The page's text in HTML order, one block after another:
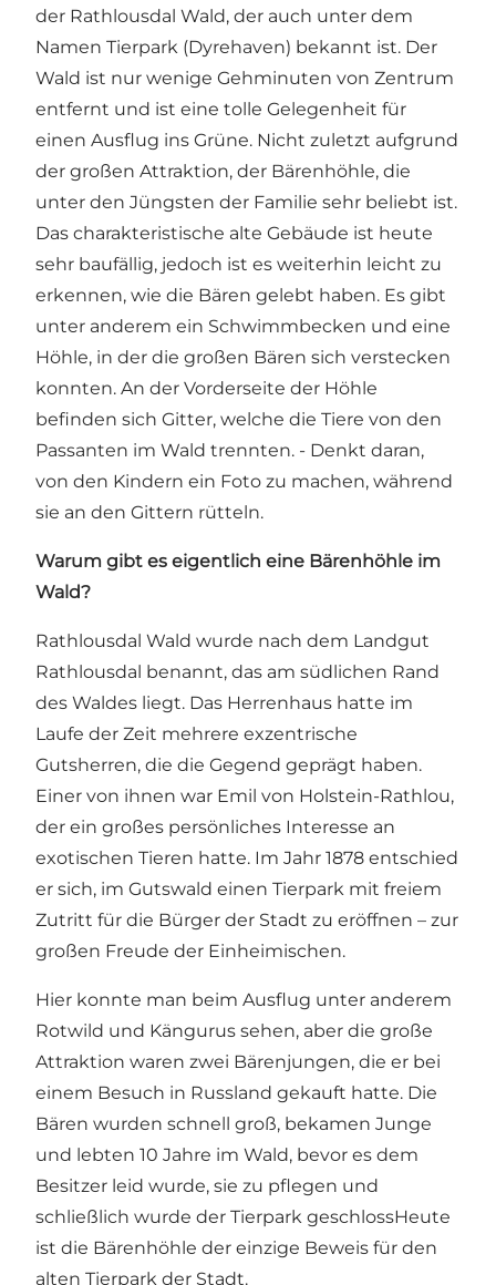
der Rathlousdal Wald, der auch unter dem
Namen Tierpark (Dyrehaven) bekannt ist. Der
Wald ist nur wenige Gehminuten von Zentrum
entfernt und ist eine tolle Gelegenheit für
einen Ausflug ins Grüne. Nicht zuletzt aufgrund
der großen Attraktion, der Bärenhöhle, die
unter den Jüngsten der Familie sehr beliebt ist.
Das charakteristische alte Gebäude ist heute
sehr baufällig, jedoch ist es weiterhin leicht zu
erkennen, wie die Bären gelebt haben. Es gibt
unter anderem ein Schwimmbecken und eine
Höhle, in der die großen Bären sich verstecken
konnten. An der Vorderseite der Höhle
befinden sich Gitter, welche die Tiere von den
Passanten im Wald trennten. - Denkt daran,
von den Kindern ein Foto zu machen, während
sie an den Gittern rütteln.
Warum gibt es eigentlich eine Bärenhöhle im
Wald?
Rathlousdal Wald wurde nach dem Landgut
Rathlousdal benannt, das am südlichen Rand
des Waldes liegt. Das Herrenhaus hatte im
Laufe der Zeit mehrere exzentrische
Gutsherren, die die Gegend geprägt haben.
Einer von ihnen war Emil von Holstein-Rathlou,
der ein großes persönliches Interesse an
exotischen Tieren hatte. Im Jahr 1878 entschied
er sich, im Gutswald einen Tierpark mit freiem
Zutritt für die Bürger der Stadt zu eröffnen – zur
großen Freude der Einheimischen.
Hier konnte man beim Ausflug unter anderem
Rotwild und Kängurus sehen, aber die große
Attraktion waren zwei Bärenjungen, die er bei
einem Besuch in Russland gekauft hatte. Die
Bären wurden schnell groß, bekamen Junge
und lebten 10 Jahre im Wald, bevor es dem
Besitzer leid wurde, sie zu pflegen und
schließlich wurde der Tierpark geschlossHeute
ist die Bärenhöhle der einzige Beweis für den
alten Tierpark der Stadt.